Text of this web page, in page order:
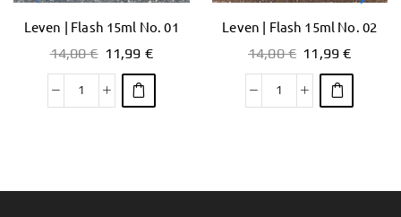
Leven | Flash 15ml No. 01
14,00€ 11,99 €
Leven | Flash 15ml No. 02
14,00€ 11,99€